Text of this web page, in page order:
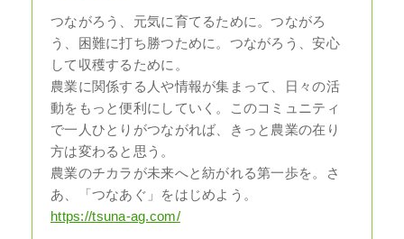
つながろう、元気に育てるために。つながろ
う、困難に打ち勝つために。つながろう、安心
して収穫するために。
農業に関係する人や情報が集まって、日々の活
動をもっと便利にしていく。このコミュニティ
で一人ひとりがつながれば、きっと農業の在り
方は変わると思う。
農業のチカラが未来へと紡がれる第一歩を。さ
あ、「つなあぐ」をはじめよう。
https://tsuna-ag.com/